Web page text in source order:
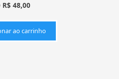
R$48,00
ao carrinho